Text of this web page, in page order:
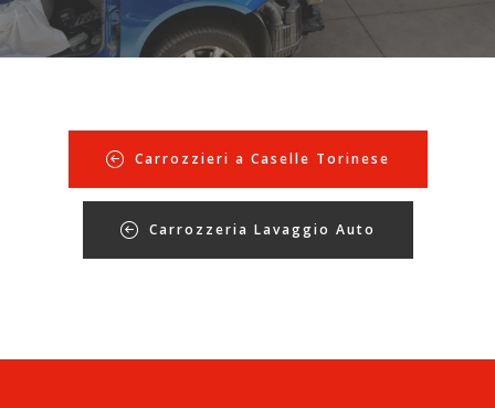
Carrozzieri a Caselle Torinese
Carrozzeria Lavaggio Auto